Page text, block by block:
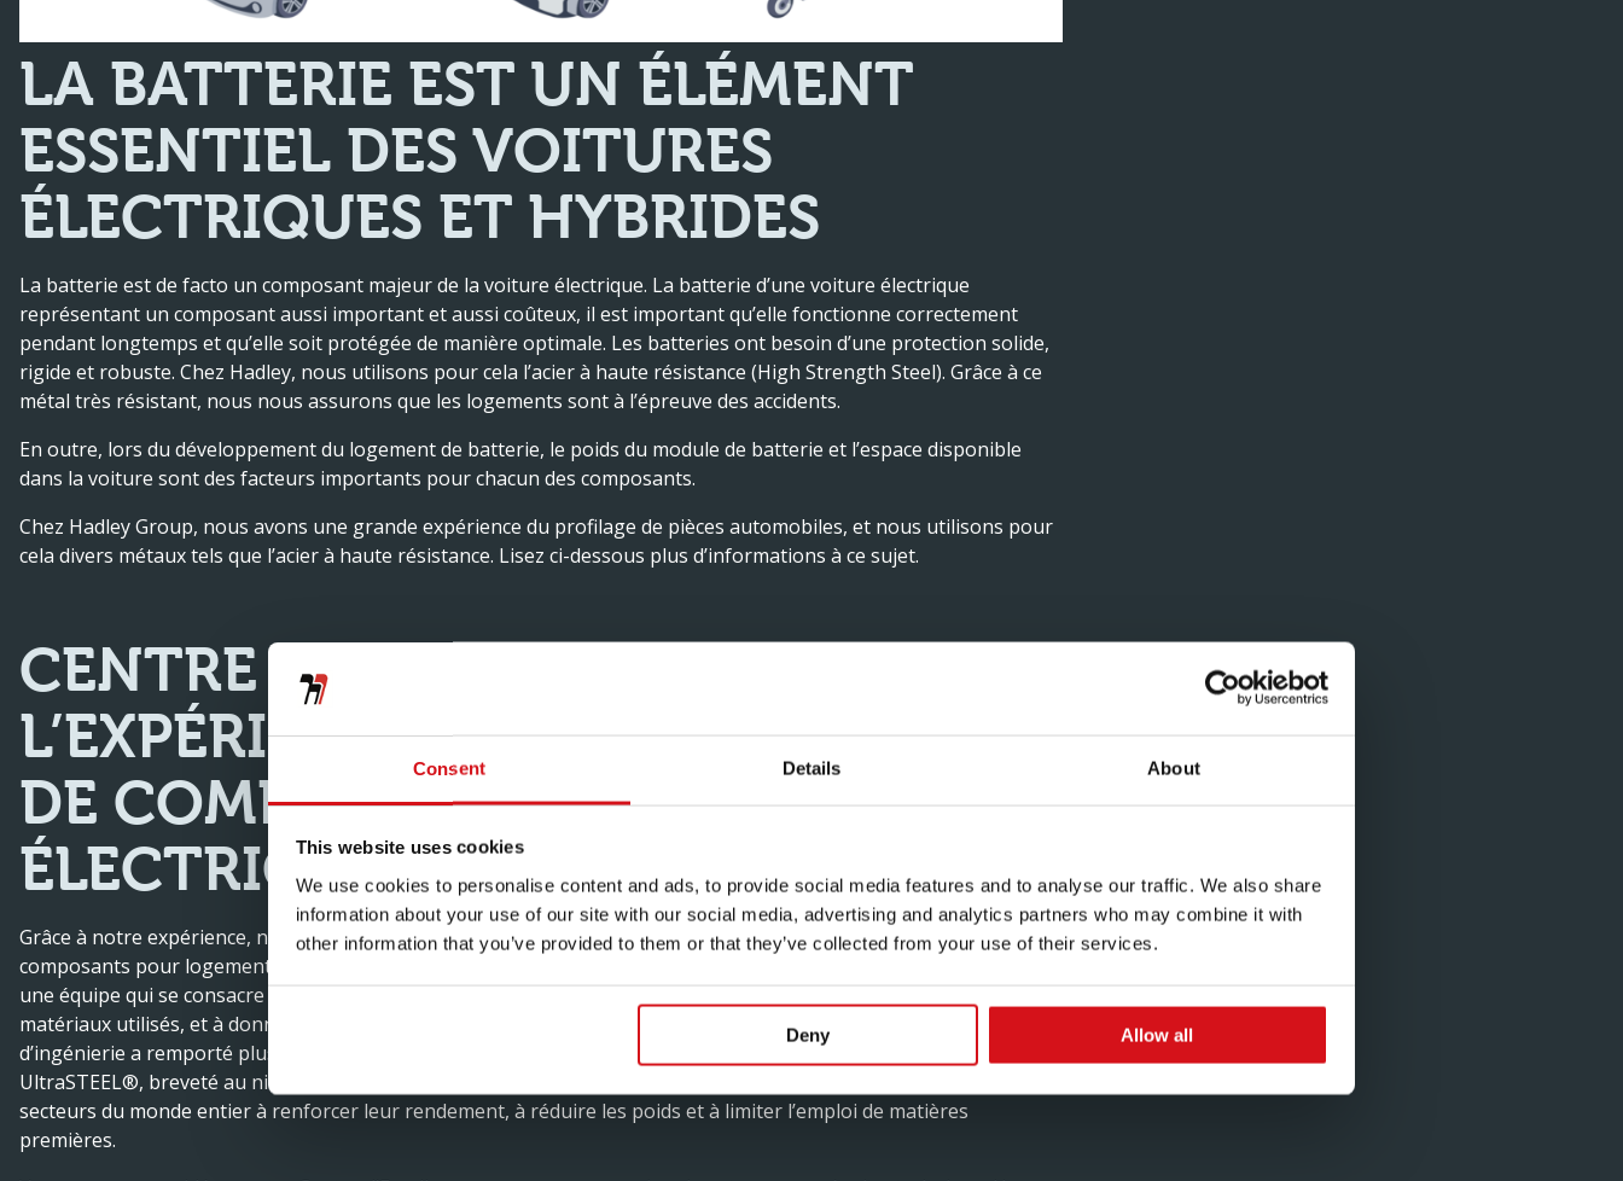
Consent Details About
This website uses cookies
We use cookies to personalise content and ads, to provide social media features and to analyse our traffic. We also share
information about your use of our site with our social media, advertising and analytics partners who may combine it with
other information that you’ve provided to them or that they’ve collected from your use of their services.
Deny Allow all
LA BATTERIE EST UN ÉLÉMENT
ESSENTIEL DES VOITURES
ÉLECTRIQUES ET HYBRIDES
La batterie est de facto un composant majeur de la voiture électrique. La batterie d’une voiture électrique
représentant un composant aussi important et aussi coûteux, il est important qu’elle fonctionne correctement
pendant longtemps et qu’elle soit protégée de manière optimale. Les batteries ont besoin d’une protection solide,
rigide et robuste. Chez Hadley, nous utilisons pour cela l’acier à haute résistance (High Strength Steel). Grâce à ce
métal très résistant, nous nous assurons que les logements sont à l’épreuve des accidents.
En outre, lors du développement du logement de batterie, le poids du module de batterie et l’espace disponible
dans la voiture sont des facteurs importants pour chacun des composants.
Chez Hadley Group, nous avons une grande expérience du profilage de pièces automobiles, et nous utilisons pour
cela divers métaux tels que l’acier à haute résistance. Lisez ci-dessous plus d’informations à ce sujet.
CENTRE D’EXCELLENCE :
L’EXPÉRIENCE DU DÉVELOPPEMENT
DE COMPOSANTS POUR VOITURES
ÉLECTRIQUES
Grâce à notre expérience, nous savons exactement ce qui peut et ne peut pas être utilisé dans le profilage des
composants pour logements de batterie. Au sein du Hadley Group, nous disposons du Centre d’Excellence. C’est
une équipe qui se consacre à plein temps à l’amélioration de la technologie qui se cache derrière le profilage et les
matériaux utilisés, et à donner réponse à toutes vos questions. Au cours des dernières années, cette équipe
d’ingénierie a remporté plusieurs prix pour ses solutions innovantes. Un bel exemple est notre procédé
UltraSTEEL®, breveté au niveau international. Avec UltraSTEEL®, nous avons aidé des clients de différents
secteurs du monde entier à renforcer leur rendement, à réduire les poids et à limiter l’emploi de matières
premières.